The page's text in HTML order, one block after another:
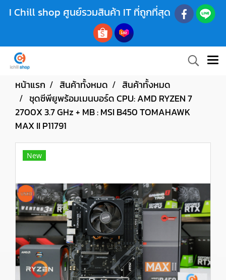
I Chill shop ศูนย์รวมสินค้า IT ที่ถูกที่สุด
หน้าแรก สินค้าทั้งหมด
สินค้าทั้งหมด
ชุดซีพียูพร้อมเมนบอร์ด CPU: AMD RYZEN 7
2700X 3.7 GHz + MB : MSI B450 TOMAHAWK
MAX II P11791
New